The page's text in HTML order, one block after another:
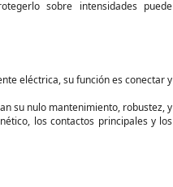
sobre intensidades puede
eléctrica, su función es conectar y
su nulo mantenimiento, robustez, y
los contactos principales y los